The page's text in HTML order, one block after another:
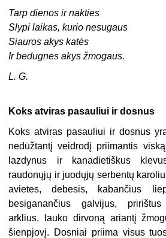
Tarp dienos ir nakties
Slypi laikas, kurio nesugaus
Siauros akys katės
Ir bedugnės akys žmogaus.
L. G.
Koks atviras pasauliui ir dosnus
Koks atviras pasauliui ir dosnus
nedūžtantį veidrodį priimantis
lazdynus ir kanadietiškus
raudonųjų ir juodųjų serbentų
avietes, debesis, kabančius
besiganančius galvijus,
arklius, lauko dirvoną ariantį
šienpjovį. Dosniai priima visus